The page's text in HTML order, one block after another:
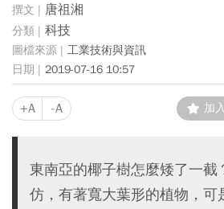
唐祖湘
科技
工業技術與資訊
2019-07-16 10:57
+A -A 加
東南亞的椰子樹怎麼矮了一截
仿，有著寬大葉形的植物，可